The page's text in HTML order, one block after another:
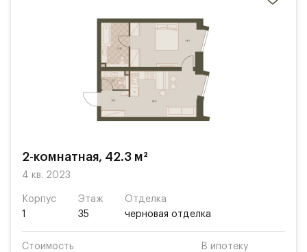
2-комнатная, 42.3 м²
4 кв. 2023
Корпус
1
Этаж
35
Отделка
черновая отделка
Стоимость
В ипотеку